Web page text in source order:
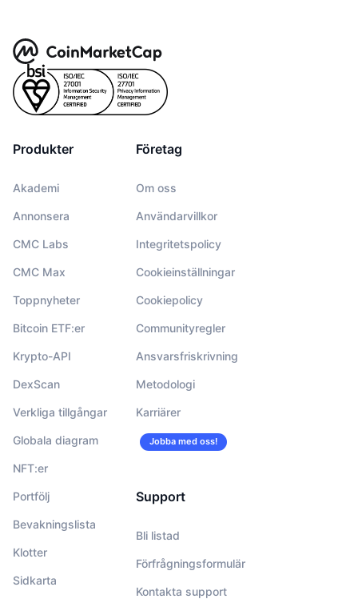
Produkter
Akademi
Annonsera
CMC Labs
CMC Max
Toppnyheter
Bitcoin ETF:er
Krypto-API
DexScan
Verkliga tillgångar
Globala diagram
NFT:er
Portfölj
Bevakningslista
Klotter
Sidkarta
Företag
Om oss
Användarvillkor
Integritetspolicy
Cookieinställningar
Cookiepolicy
Communityregler
Ansvarsfriskrivning
Metodologi
Karriärer
Jobba med oss!
Support
Bli listad
Förfrågningsformulär
Kontakta support